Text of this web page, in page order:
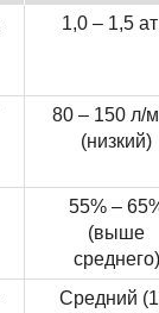
1,0 – 1,5
80 – 150 л/
(низкий)
55% –
(выше
среднего)
Средний